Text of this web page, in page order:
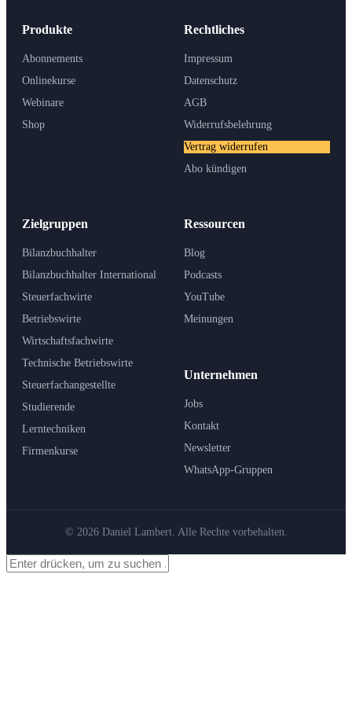
Produkte
Abonnements
Onlinekurse
Webinare
Shop
Zielgruppen
Bilanzbuchhalter
Bilanzbuchhalter International
Steuerfachwirte
Betriebswirte
Wirtschaftsfachwirte
Technische Betriebswirte
Steuerfachangestellte
Studierende
Lerntechniken
Firmenkurse
Ressourcen
Blog
Podcasts
YouTube
Meinungen
Unternehmen
Jobs
Kontakt
Newsletter
WhatsApp-Gruppen
Rechtliches
Impressum
Datenschutz
AGB
Widerrufsbelehrung
Vertrag widerrufen
Abo kündigen
© 2026 Daniel Lambert. Alle Rechte vorbehalten.